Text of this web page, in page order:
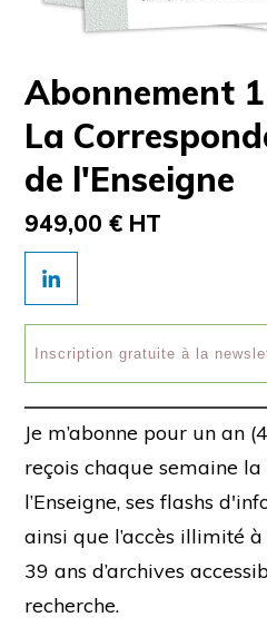
Abonnement
La
de l'Enseigne
949,00 € HT
Je m’abonne pour un an
reçois chaque semaine
l’Enseigne, ses flashs
ainsi que l’accès illimité
39 ans d’archives
recherche.